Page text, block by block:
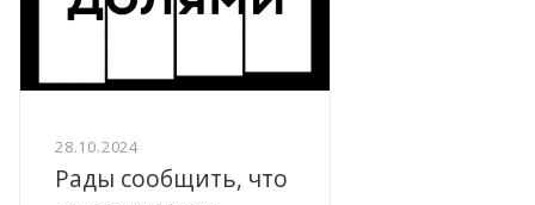
28.10.2024
Рады сообщить, что